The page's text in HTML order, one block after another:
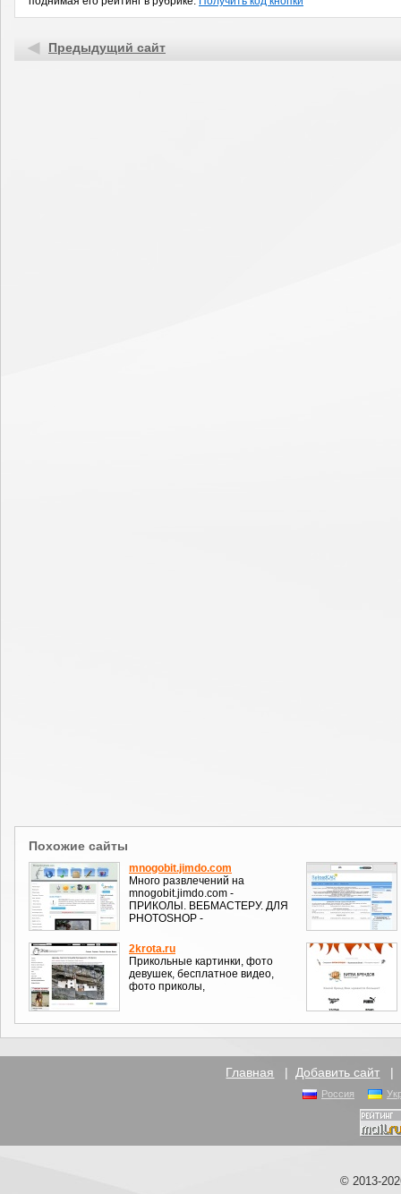
Предыдущий сайт
Похожие сайты
mnogobit.jimdo.com
Много развлечений на
mnogobit.jimdo.com -
ПРИКОЛЫ. ВЕБМАСТЕРУ. ДЛЯ
PHOTOSHOP -
2krota.ru
Прикольные картинки, фото
девушек, бесплатное видео,
фото приколы,
Главная | Добавить сайт |
Россия
© 2013-